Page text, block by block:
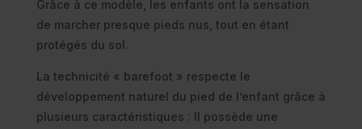
Grâce à ce modèle, les enfants ont la sensation
de marcher presque pieds nus, tout en étant
protégés du sol.
La technicité « barefoot » respecte le
développement naturel du pied de l’enfant grâce à
plusieurs caractéristiques : Il possède une